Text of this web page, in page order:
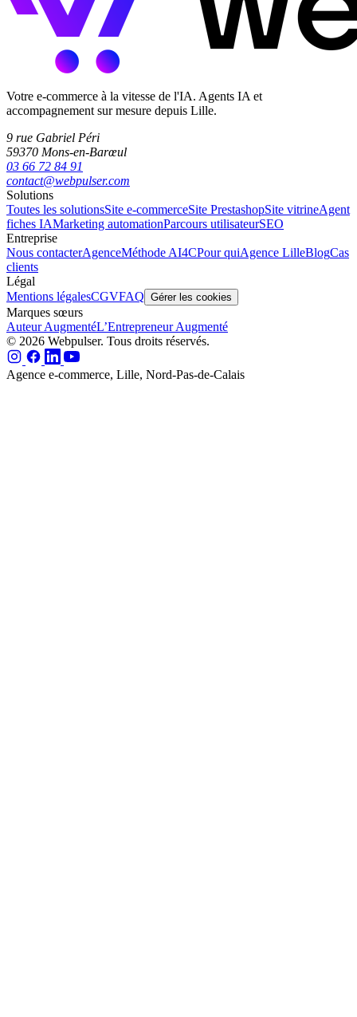
Votre e-commerce à la vitesse de l'IA. Agents IA et
accompagnement sur mesure depuis Lille.
9 rue Gabriel Péri
59370 Mons-en-Barœul
03 66 72 84 91
contact@webpulser.com
Solutions
Toutes les solutionsSite e-commerceSite PrestashopSite vitrineAgent
fiches IAMarketing automationParcours utilisateurSEO
Entreprise
Nous contacterAgenceMéthode AI4CPour quiAgence LilleBlogCas
clients
Légal
Mentions légalesCGVFAQ Gérer les cookies
Marques sœurs
Auteur AugmentéL’Entrepreneur Augmenté
© 2026 Webpulser. Tous droits réservés.
Agence e-commerce, Lille, Nord-Pas-de-Calais